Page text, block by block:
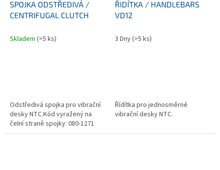
SPOJKA ODSTŘEDIVÁ /
CENTRIFUGAL CLUTCH
Skladem (>5 ks)
Odstředivá spojka pro vibrační
desky NTC.Kód vyražený na
čelní straně spojky: 080-1271
ŘIDÍTKA / HANDLEBARS
VD12
3 Dny(>5 ks)
Řídítka pro jednosměrné
vibrační desky NTC.